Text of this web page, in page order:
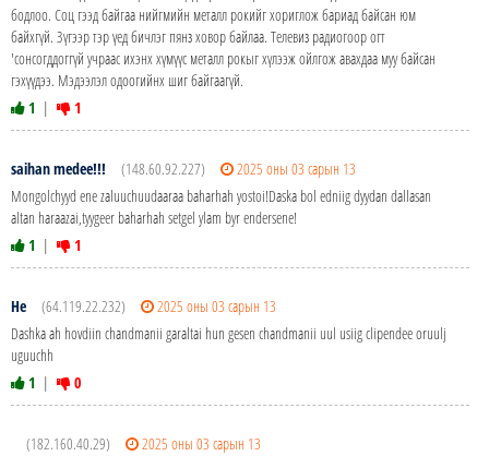
бодлоо. Соц гээд байгаа нийгмийн металл рокийг хориглож бариад байсан юм
байхгүй. Зүгээр тэр үед бичлэг пянз ховор байлаа. Телевиз радиогоор огт
'сонсогддоггүй учраас ихэнх хүмүүс металл рокыг хүлээж ойлгож авахдаа муу байсан
гэхүүдээ. Мэдээлэл одоогийнх шиг байгаагүй.
1 | 1
saihan medee!!! (148.60.92.227)
2025 оны 03 сарын 13
Mongolchyyd ene zaluuchuudaaraa baharhah yostoi!Daska bol edniig dyydan dallasan
altan haraazai,tyygeer baharhah setgel ylam byr endersene!
1 | 1
He (64.119.22.232)
2025 оны 03 сарын 13
Dashka ah hovdiin chandmanii garaltai hun gesen chandmanii uul usiig clipendee oruulj
uguuchh
1 | 0
(182.160.40.29)
2025 оны 03 сарын 13